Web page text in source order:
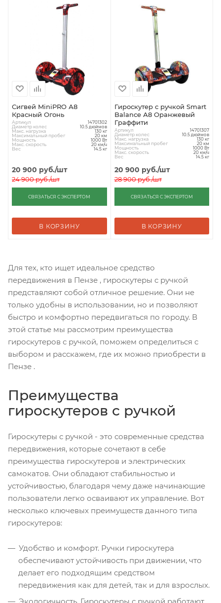
Сигвей MiniPRO А8
Красный Огонь
Артикул 14701302
Диаметр колес 10.5 дюймов
Макс. нагрузка 130 кг
Максимальный пробег 20 км
Мощность 1000 Вт
Макс. скорость 20 км/ч
Вес 14.5 кг
20 900 руб./шт
24 900руб./шт
СВЯЗАТЬСЯ С ЭКСПЕРТОМ
В КОРЗИНУ
Гироскутер с ручкой Smart
Balance А8 Оранжевый
Граффити
Артикул 14701307
Диаметр колес 10.5 дюймов
Макс. нагрузка 130 кг
Максимальный пробег 20 км
Мощность 1000 Вт
Макс. скорость 20 км/ч
Вес 14.5 кг
20 900 руб./шт
28 900руб./шт
СВЯЗАТЬСЯ С ЭКСПЕРТОМ
В КОРЗИНУ
Для тех, кто ищет идеальное средство
передвижения в Пензе , гироскутеры с ручкой
представляют собой отличное решение. Они не
только удобны в использовании, но и позволяют
быстро и комфортно передвигаться по городу. В
этой статье мы рассмотрим преимущества
гироскутеров с ручкой, поможем определиться с
выбором и расскажем, где их можно приобрести в
Пензе .
Преимущества
гироскутеров с ручкой
Гироскутеры с ручкой - это современные средства
передвижения, которые сочетают в себе
преимущества гироскутеров и электрических
самокатов. Они обладают стабильностью и
устойчивостью, благодаря чему даже начинающие
пользователи легко осваивают их управление. Вот
несколько ключевых преимуществ данного типа
гироскутеров:
Удобство и комфорт. Ручки гироскутера
обеспечивают устойчивость при движении, что
делает его подходящим средством
передвижения как для детей, так и для взрослых.